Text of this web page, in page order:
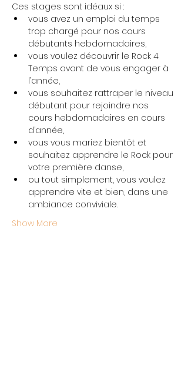
Ces stages sont idéaux si :
vous avez un emploi du temps
trop chargé pour nos cours
débutants hebdomadaires,
vous voulez découvrir le Rock 4
Temps avant de vous engager à
l’année,
vous souhaitez rattraper le niveau
débutant pour rejoindre nos
cours hebdomadaires en cours
d’année,
vous vous mariez bientôt et
souhaitez apprendre le Rock pour
votre première danse,
ou tout simplement, vous voulez
apprendre vite et bien, dans une
ambiance conviviale.
Show More